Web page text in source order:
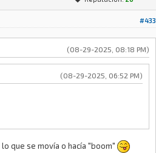
#433
(08-29-2025, 08:18 PM)
(08-29-2025, 06:52 PM)
que se movía o hacía "boom"